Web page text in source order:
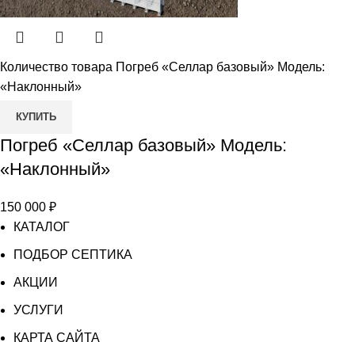
Количество товара Погреб «Селлар базовый» Модель:
«Наклонный»
КУПИТЬ
Погреб «Селлар базовый» Модель:
«Наклонный»
150 000 ₽
КАТАЛОГ
ПОДБОР СЕПТИКА
АКЦИИ
УСЛУГИ
КАРТА САЙТА